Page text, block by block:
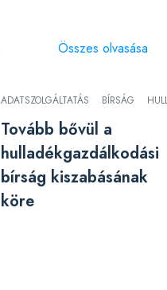
Összes olvasása
TRANSZFERÁR
ADATSZOLGÁLTATÁS BÍRSÁG
Tovább bővül a
hulladékgazdálkodási
bírság kiszabásának
köre